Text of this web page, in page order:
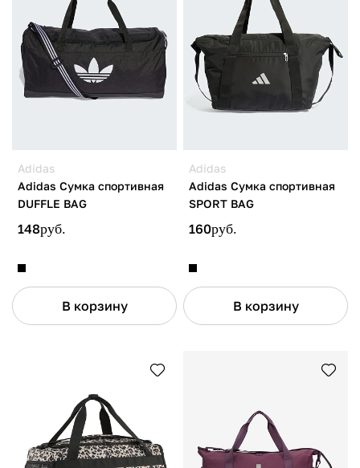
Adidas
Adidas Сумка спортивная
DUFFLE BAG
148руб.
В корзину
Adidas
Adidas Сумка спортивная
SPORT BAG
160руб.
В корзину